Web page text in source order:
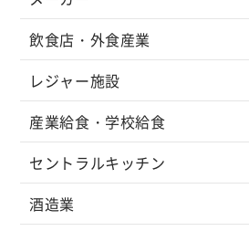
飲食店・外食産業
レジャー施設
産業給食・学校給食
セントラルキッチン
酒造業